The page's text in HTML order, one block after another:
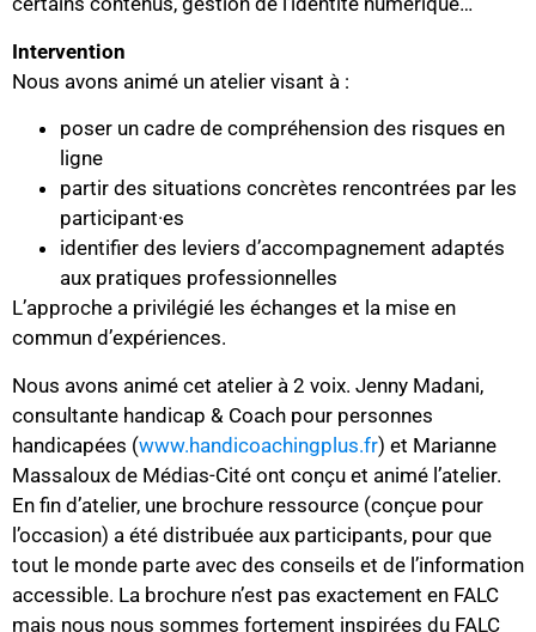
Intervention
Nous avons animé un atelier visant à :
poser un cadre de compréhension des risques en
ligne
partir des situations concrètes rencontrées par les
participant·es
identifier des leviers d’accompagnement adaptés
aux pratiques professionnelles
L’approche a privilégié les échanges et la mise en
commun d’expériences.
Nous avons animé cet atelier à 2 voix. Jenny Madani,
consultante handicap & Coach pour personnes
handicapées (www.handicoachingplus.fr) et Marianne
Massaloux de Médias-Cité ont conçu et animé l’atelier.
En fin d’atelier, une brochure ressource (conçue pour
l’occasion) a été distribuée aux participants, pour que
tout le monde parte avec des conseils et de l’information
accessible. La brochure n’est pas exactement en FALC
mais nous nous sommes fortement inspirées du FALC